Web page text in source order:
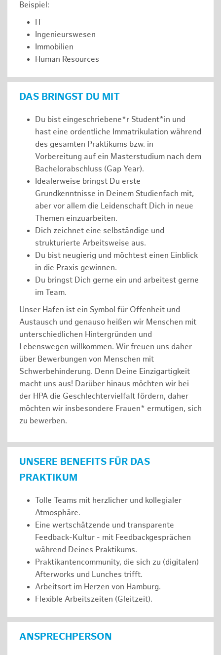
Beispiel:
IT
Ingenieurswesen
Immobilien
Human Resources
DAS BRINGST DU MIT
Du bist eingeschriebene*r Student*in und
hast eine ordentliche Immatrikulation während
des gesamten Praktikums bzw. in
Vorbereitung auf ein Masterstudium nach dem
Bachelorabschluss (Gap Year).
Idealerweise bringst Du erste
Grundkenntnisse in Deinem Studienfach mit,
aber vor allem die Leidenschaft Dich in neue
Themen einzuarbeiten.
Dich zeichnet eine selbständige und
strukturierte Arbeitsweise aus.
Du bist neugierig und möchtest einen Einblick
in die Praxis gewinnen.
Du bringst Dich gerne ein und arbeitest gerne
im Team.
Unser Hafen ist ein Symbol für Offenheit und
Austausch und genauso heißen wir Menschen mit
unterschiedlichen Hintergründen und
Lebenswegen willkommen. Wir freuen uns daher
über Bewerbungen von Menschen mit
Schwerbehinderung. Denn Deine Einzigartigkeit
macht uns aus! Darüber hinaus möchten wir bei
der HPA die Geschlechtervielfalt fördern, daher
möchten wir insbesondere Frauen* ermutigen, sich
zu bewerben.
UNSERE BENEFITS FÜR DAS
PRAKTIKUM
Tolle Teams mit herzlicher und kollegialer
Atmosphäre.
Eine wertschätzende und transparente
Feedback-Kultur - mit Feedbackgesprächen
während Deines Praktikums.
Praktikantencommunity, die sich zu (digitalen)
Afterworks und Lunches trifft.
Arbeitsort im Herzen von Hamburg.
Flexible Arbeitszeiten (Gleitzeit).
ANSPRECHPERSON